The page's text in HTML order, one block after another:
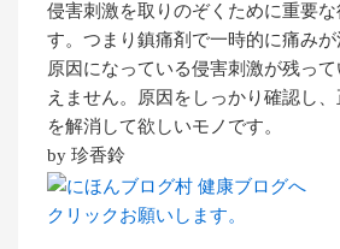
侵害刺激を取りのぞくために重要な
す。つまり鎮痛剤で一時的に痛み
原因になっている侵害刺激が残っ
えません。原因をしっかり確認し
を解消して欲しいモノです。
by 珍香鈴
クリックお願いします。